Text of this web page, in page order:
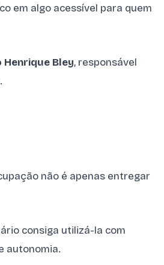
em algo acessível para quem
Henrique Bley, responsável
não é apenas entregar
consiga utilizá-la com
autonomia.